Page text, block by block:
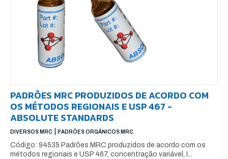
PADRÕES MRC PRODUZIDOS DE ACORDO COM
OS MÉTODOS REGIONAIS E USP 467 -
ABSOLUTE STANDARDS
DIVERSOS MRC PADRÕES ORGÂNICOS MRC
Código: 94535 Padrões MRC produzidos de acordo com os
métodos regionais e USP 467, concentração variável, I...